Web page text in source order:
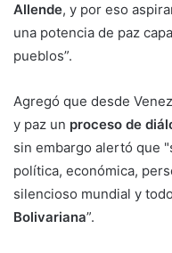
Allende, y por eso
una potencia de paz
pueblos”.
Agregó que desde
y paz un proceso de
sin embargo alertó que
política, económica,
silencioso mundial y
Bolivariana”.